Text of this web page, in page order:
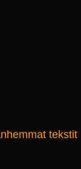
tekstit